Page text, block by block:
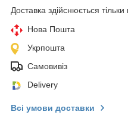
Доставка здійснюється
Нова Пошта
Укрпошта
Самовивіз
Delivery
Всі умови доставки